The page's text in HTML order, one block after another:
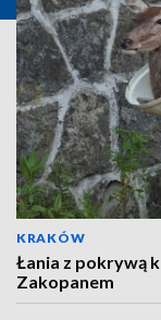
KRAKÓW
Łania z pokrywą
Zakopanem